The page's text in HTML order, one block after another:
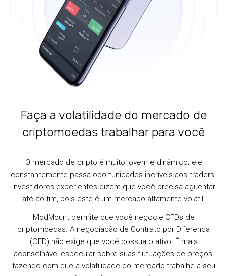
Faça a volatilidade do mercado de
criptomoedas trabalhar para você
O mercado de cripto é muito jovem e dinâmico; ele
constantemente passa oportunidades incríveis aos traders.
Investidores experientes dizem que você precisa aguentar
até ao fim, pois este é um mercado altamente volátil.
ModMount permite que você negocie CFDs de
criptomoedas. A negociação de Contrato por Diferença
(CFD) não exige que você possua o ativo. É mais
aconselhável especular sobre suas flutuações de preços,
fazendo com que a volatilidade do mercado trabalhe a seu